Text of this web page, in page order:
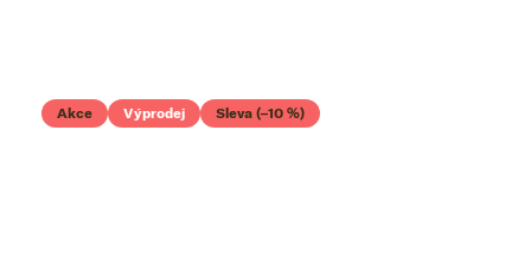
Akce Výprodej Sleva (–10 %)